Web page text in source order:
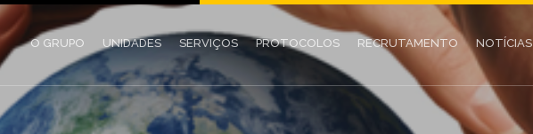
O GRUPO UNIDADES SERVIÇOS PROTOCOLOS RECRUTAMENTO NOTÍCIAS